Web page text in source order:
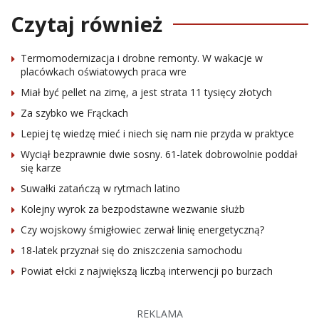
Czytaj również
Termomodernizacja i drobne remonty. W wakacje w
placówkach oświatowych praca wre
Miał być pellet na zimę, a jest strata 11 tysięcy złotych
Za szybko we Frąckach
Lepiej tę wiedzę mieć i niech się nam nie przyda w praktyce
Wyciął bezprawnie dwie sosny. 61-latek dobrowolnie poddał
się karze
Suwałki zatańczą w rytmach latino
Kolejny wyrok za bezpodstawne wezwanie służb
Czy wojskowy śmigłowiec zerwał linię energetyczną?
18-latek przyznał się do zniszczenia samochodu
Powiat ełcki z największą liczbą interwencji po burzach
REKLAMA